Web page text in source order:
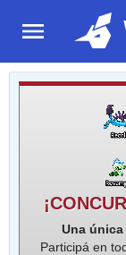
Una
Participá en